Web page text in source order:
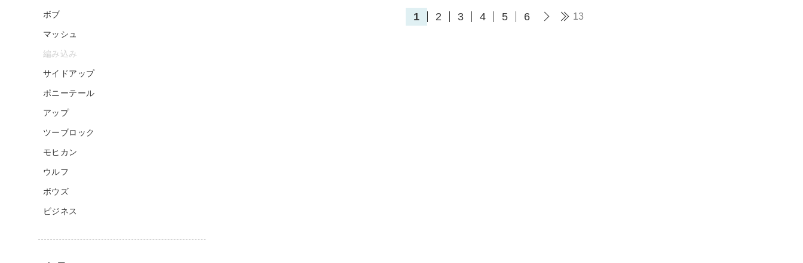
1 2 3 4 5 6 13
ボブ
マッシュ
編み込み
サイドアップ
ポニーテール
アップ
ツーブロック
モヒカン
ウルフ
ボウズ
ビジネス